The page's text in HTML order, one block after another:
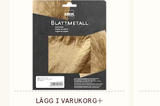
LÄGG I VARUKORG